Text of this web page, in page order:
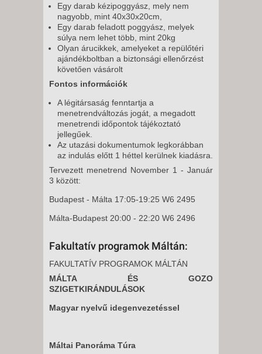
Egy darab kézipoggyász, mely nem
nagyobb, mint 40x30x20cm,
Egy darab feladott poggyász, melyek
súlya nem lehet több, mint 20kg
Olyan árucikkek, amelyeket a repülőtéri
ajándékboltban a biztonsági ellenőrzést
követően vásárolt
Fontos információk
A légitársaság fenntartja a
menetrendváltozás jogát, a megadott
menetrendi időpontok tájékoztató
jellegűek.
Az utazási dokumentumok legkorábban
az indulás előtt 1 héttel kerülnek kiadásra.
Tervezett menetrend November 1 - Január
3 között:
Budapest - Málta 17:05-19:25 W6 2495
Málta-Budapest 20:00 - 22:20 W6 2496
Fakultatív programok Máltán:
FAKULTATÍV PROGRAMOK MÁLTÁN
MÁLTA ÉS GOZO
SZIGETKIRÁNDULÁSOK
Magyar nyelvű idegenvezetéssel
Máltai Panoráma Túra